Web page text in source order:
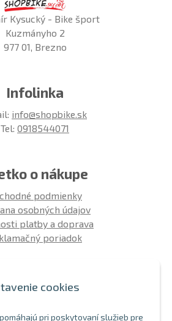
cookies
pri poskytovaní služieb pre
Kysucký - Bike šport
Kuzmányho 2
977 01, Brezno
Infolinka
info@shopbike.sk
Tel: 0918544071
o nákupe
podmienky
osobných údajov
platby a doprava
poriadok